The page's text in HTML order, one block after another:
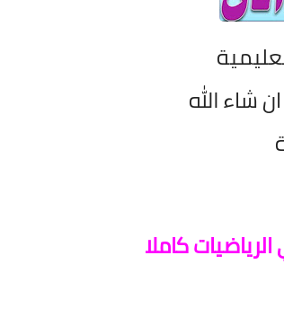
ان شاء الله
كاملا